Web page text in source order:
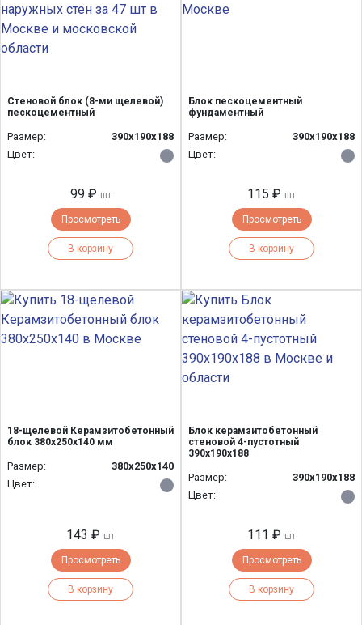
Стеновой блок (8-ми щелевой)
пескоцементный
Размер:
390х190х188
Цвет:
99 ₽ шт
Просмотреть
В корзину
Блок пескоцементный
фундаментный
Размер:
390х190х188
Цвет:
115 ₽ шт
Просмотреть
В корзину
18-щелевой Керамзитобетонный
блок 380x250x140 мм
Размер:
380x250x140
Цвет:
143 ₽ шт
Просмотреть
В корзину
Блок керамзитобетонный
стеновой 4-пустотный
390х190х188
Размер:
390х190х188
Цвет:
111 ₽ шт
Просмотреть
В корзину